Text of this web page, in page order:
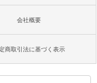
会社概要
商取引法に基づく表示